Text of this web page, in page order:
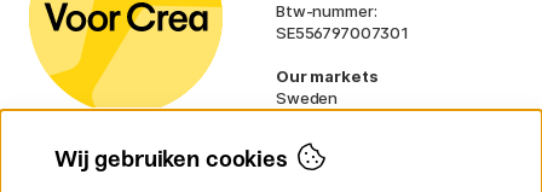
Btw-nummer:
SE556797007301
Our markets
Sweden
Denmark
Finland
Wij gebruiken cookies